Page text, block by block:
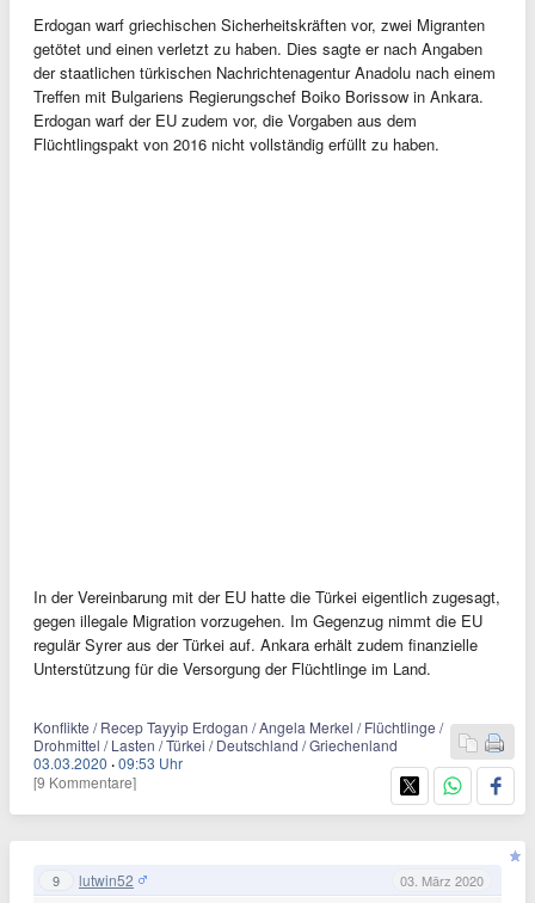
Erdogan warf griechischen Sicherheitskräften vor, zwei Migranten
getötet und einen verletzt zu haben. Dies sagte er nach Angaben
der staatlichen türkischen Nachrichtenagentur Anadolu nach einem
Treffen mit Bulgariens Regierungschef Boiko Borissow in Ankara.
Erdogan warf der EU zudem vor, die Vorgaben aus dem
Flüchtlingspakt von 2016 nicht vollständig erfüllt zu haben.
In der Vereinbarung mit der EU hatte die Türkei eigentlich zugesagt,
gegen illegale Migration vorzugehen. Im Gegenzug nimmt die EU
regulär Syrer aus der Türkei auf. Ankara erhält zudem finanzielle
Unterstützung für die Versorgung der Flüchtlinge im Land.
Konflikte / Recep Tayyip Erdogan / Angela Merkel / Flüchtlinge /
Drohmittel / Lasten / Türkei / Deutschland / Griechenland
03.03.2020 ·09:53 Uhr
[9 Kommentare]
9 lutwin52 03. März 2020